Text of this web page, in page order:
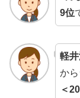
9位
軽
か
＜